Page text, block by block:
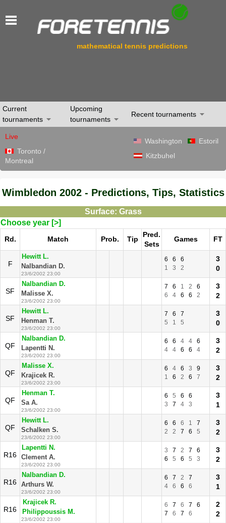
mathematical tennis predictions
Current
tournaments
Upcoming
tournaments
Recent tournaments
Live
Toronto /
Montreal
Washington
Estoril
Kitzbuhel
Wimbledon 2002 - Predictions, Tips, Statistics
Surface: Grass
Choose year [>]
Rd. Match Prob. Tip
Pred.
Sets
Games FT
F
Hewitt L.
Nalbandian D.
23/6/2002 23:00
6 6
6
1
3 2
3
0
SF
Nalbandian D.
Malisse X.
23/6/2002 23:00
7 6 1 2
6
6
4 6 6 2
3
2
SF
Hewitt L.
Henman T.
23/6/2002 23:00
7 6
7
5
1 5
3
0
QF
Nalbandian D.
Lapentti N.
23/6/2002 23:00
6 6 4 4
6
4
4 6 6 4
3
2
QF
Malisse X.
Krajicek R.
23/6/2002 23:00
6 4 6 3
9
1
6 2 6 7
3
2
QF
Henman T.
Sa A.
23/6/2002 23:00
6 5 6
6
3
7 4 3
3
1
QF
Hewitt L.
Schalken S.
23/6/2002 23:00
6 6 6 1
7
2
2 7 6 5
3
2
R16
Lapentti N.
Clement A.
23/6/2002 23:00
3 7 2 7
6
6
5 6 5 3
3
2
R16
Nalbandian D.
Arthurs W.
23/6/2002 23:00
6 7 2
7
4
6 6 6
3
1
R16
Krajicek R.
Philippoussis M.
23/6/2002 23:00
6 7 6 7
6
7
6 7 6
2
2